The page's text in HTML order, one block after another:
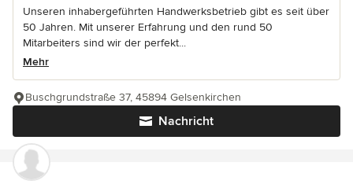
Unseren inhabergeführten Handwerksbetrieb gibt es seit über
50 Jahren. Mit unserer Erfahrung und den rund 50
Mitarbeiters sind wir der perfekt...
Mehr
Nachricht
Buschgrundstraße 37, 45894 Gelsenkirchen